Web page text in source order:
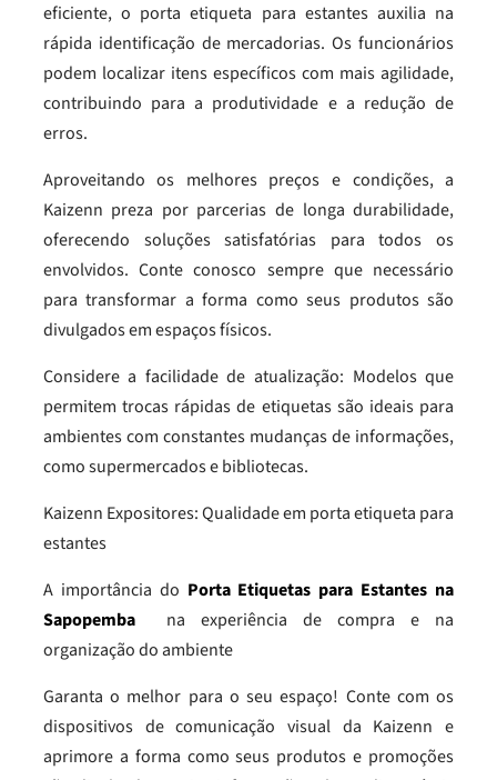
eficiente, o porta etiqueta para estantes auxilia na
rápida identificação de mercadorias. Os funcionários
podem localizar itens específicos com mais agilidade,
contribuindo para a produtividade e a redução de
erros.
Aproveitando os melhores preços e condições, a
Kaizenn preza por parcerias de longa durabilidade,
oferecendo soluções satisfatórias para todos os
envolvidos. Conte conosco sempre que necessário
para transformar a forma como seus produtos são
divulgados em espaços físicos.
Considere a facilidade de atualização: Modelos que
permitem trocas rápidas de etiquetas são ideais para
ambientes com constantes mudanças de informações,
como supermercados e bibliotecas.
Kaizenn Expositores: Qualidade em porta etiqueta para
estantes
A importância do Porta Etiquetas para Estantes na
Sapopembana experiência de compra e na
organização do ambiente
Garanta o melhor para o seu espaço! Conte com os
dispositivos de comunicação visual da Kaizenn e
aprimore a forma como seus produtos e promoções